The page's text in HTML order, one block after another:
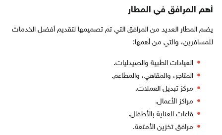
أهم المرافق في المطار
يضم المطار العديد من المرافق التي تم تصميمها لتقديم أفضل الخدمات
للمسافرين، والتي من أهمها:
العيادات الطبية والصيدليات.
المتاجر، والمقاهي، والمطاعم.
مركز تبديل العملات.
مراكز الأعمال.
قاعات العناية بالأطفال.
مرافق تخزين الأمتعة.